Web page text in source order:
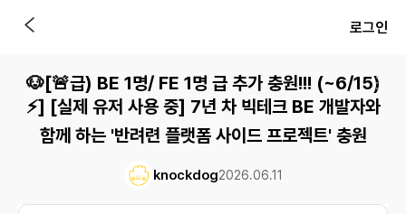
로그인
🐶[🚨급) BE 1명/ FE 1명 급 추가 충원!!! (~6/15)
⚡] [실제 유저 사용 중] 7년 차 빅테크 BE 개발자와
함께 하는 '반려련 플랫폼 사이드 프로젝트' 충원
knockdog2026.06.11